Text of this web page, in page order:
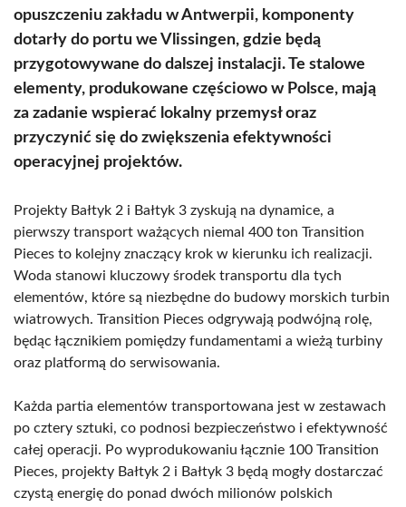
opuszczeniu zakładu w Antwerpii, komponenty
dotarły do portu we Vlissingen, gdzie będą
przygotowywane do dalszej instalacji. Te stalowe
elementy, produkowane częściowo w Polsce, mają
za zadanie wspierać lokalny przemysł oraz
przyczynić się do zwiększenia efektywności
operacyjnej projektów.
Projekty Bałtyk 2 i Bałtyk 3 zyskują na dynamice, a
pierwszy transport ważących niemal 400 ton Transition
Pieces to kolejny znaczący krok w kierunku ich realizacji.
Woda stanowi kluczowy środek transportu dla tych
elementów, które są niezbędne do budowy morskich turbin
wiatrowych. Transition Pieces odgrywają podwójną rolę,
będąc łącznikiem pomiędzy fundamentami a wieżą turbiny
oraz platformą do serwisowania.
Każda partia elementów transportowana jest w zestawach
po cztery sztuki, co podnosi bezpieczeństwo i efektywność
całej operacji. Po wyprodukowaniu łącznie 100 Transition
Pieces, projekty Bałtyk 2 i Bałtyk 3 będą mogły dostarczać
czystą energię do ponad dwóch milionów polskich